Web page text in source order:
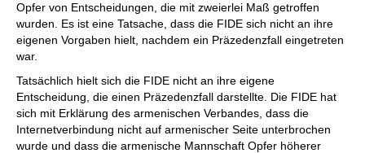
Opfer von Entscheidungen, die mit zweierlei Maß getroffen
wurden. Es ist eine Tatsache, dass die FIDE sich nicht an ihre
eigenen Vorgaben hielt, nachdem ein Präzedenzfall eingetreten
war.
Tatsächlich hielt sich die FIDE nicht an ihre eigene
Entscheidung, die einen Präzedenzfall darstellte. Die FIDE hat
sich mit Erklärung des armenischen Verbandes, dass die
Internetverbindung nicht auf armenischer Seite unterbrochen
wurde und dass die armenische Mannschaft Opfer höherer